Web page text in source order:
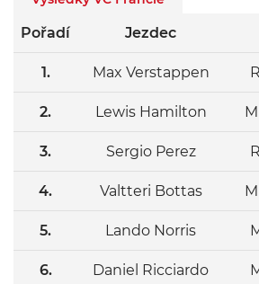
Pořadí Jezdec
1. Max Verstappen
2. Lewis Hamilton
3. Sergio Perez
4. Valtteri Bottas
5. Lando Norris
6. Daniel Ricciardo